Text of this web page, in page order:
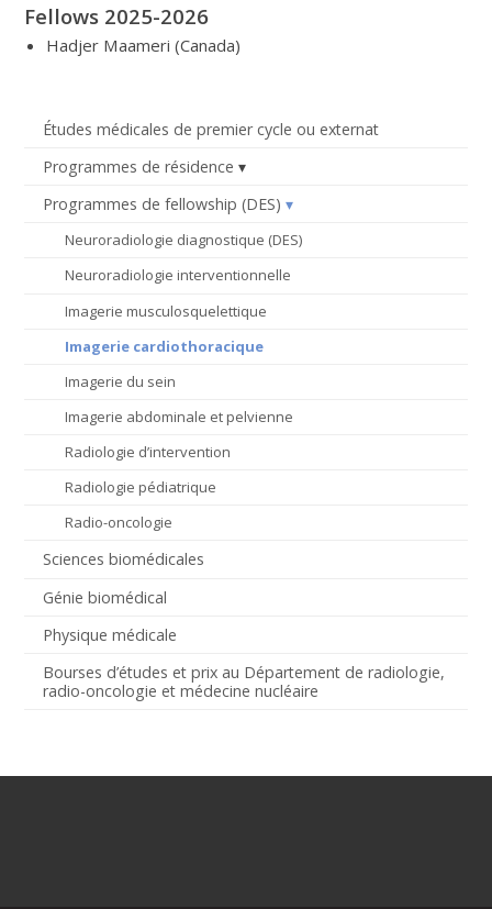
Études médicales de premier cycle ou externat
Programmes de résidence
Programmes de fellowship (DES)
Neuroradiologie diagnostique (DES)
Neuroradiologie interventionnelle
Imagerie musculosquelettique
Imagerie cardiothoracique
Imagerie du sein
Imagerie abdominale et pelvienne
Radiologie d’intervention
Radiologie pédiatrique
Radio-oncologie
Sciences biomédicales
Génie biomédical
Physique médicale
Bourses d’études et prix au Département de radiologie,
radio-oncologie et médecine nucléaire
Fellows 2025-2026
Hadjer Maameri (Canada)